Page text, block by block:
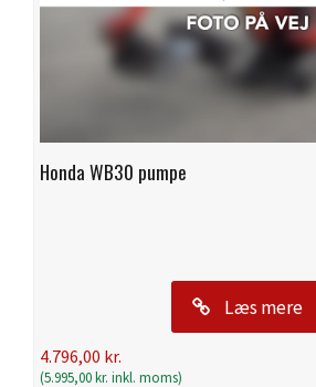
Honda WB30 pumpe
Læs mere
4.796,00 kr.
(5.995,00kr. inkl. moms)